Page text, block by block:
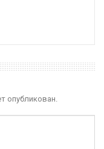
опубликован.